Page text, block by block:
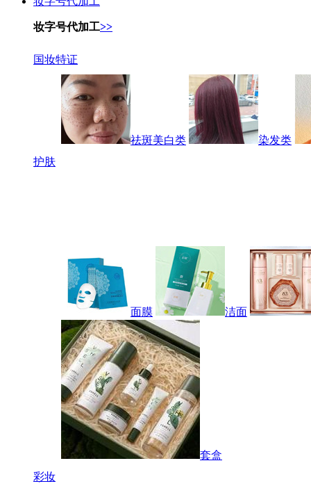
妆字号代加工>>
国妆特证
祛斑美白类
染发类
护肤
面膜 洁面
套盒
彩妆